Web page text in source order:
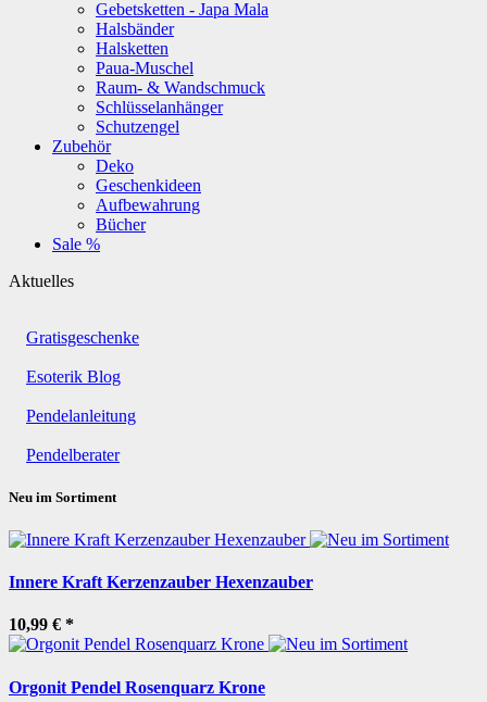
Gebetsketten - Japa Mala
Halsbänder
Halsketten
Paua-Muschel
Raum- & Wandschmuck
Schlüsselanhänger
Schutzengel
Zubehör
Deko
Geschenkideen
Aufbewahrung
Bücher
Sale %
Aktuelles
Gratisgeschenke
Esoterik Blog
Pendelanleitung
Pendelberater
Neu im Sortiment
Innere Kraft Kerzenzauber Hexenzauber
10,99 € *
Orgonit Pendel Rosenquarz Krone